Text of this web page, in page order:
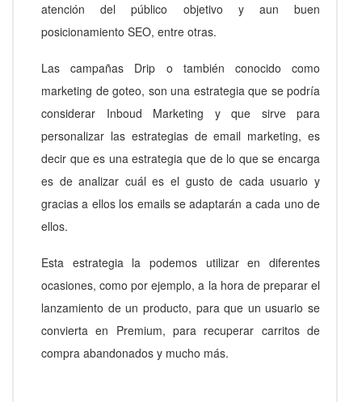
atención del público objetivo y aun buen
posicionamiento SEO, entre otras.
Las campañas Drip o también conocido como
marketing de goteo, son una estrategia que se podría
considerar Inboud Marketing y que sirve para
personalizar las estrategias de email marketing, es
decir que es una estrategia que de lo que se encarga
es de analizar cuál es el gusto de cada usuario y
gracias a ellos los emails se adaptarán a cada uno de
ellos.
Esta estrategia la podemos utilizar en diferentes
ocasiones, como por ejemplo, a la hora de preparar el
lanzamiento de un producto, para que un usuario se
convierta en Premium, para recuperar carritos de
compra abandonados y mucho más.